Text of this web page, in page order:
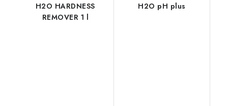
H2O HARDNESS
REMOVER 1 l
H2O pH plus